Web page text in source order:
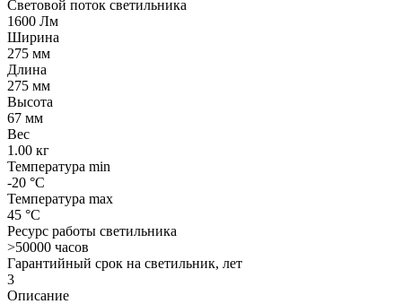
Световой поток светильника
1600 Лм
Ширина
275 мм
Длина
275 мм
Высота
67 мм
Вес
1.00 кг
Температура min
-20 °C
Температура max
45 °C
Ресурс работы светильника
>50000 часов
Гарантийный срок на светильник, лет
3
Описание